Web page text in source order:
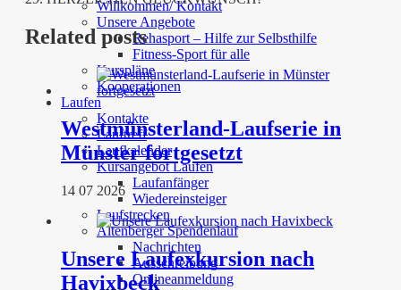
Willkommen/ Kontakt
Unsere Angebote
Rehasport – Hilfe zur Selbsthilfe
Fitness-Sport für alle
Kurspläne
Kooperationen
Laufen
Kontakte
Lauftreff
Laufkalender
Kursangebot Laufen
Laufanfänger
Wiedereinsteiger
Laufstrecken
Altenberger Spendenlauf
Nachrichten
Ausschreibung
Onlineanmeldung
Related posts
Westmünsterland-Laufserie in
Münster fortgesetzt
14 07 2026
Unsere Laufexkursion nach
Havixbeck